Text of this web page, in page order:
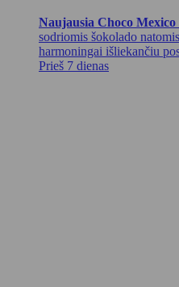
Naujausia Choco Mexico
sodriomis šokolado
harmoningai išliekančiu
Prieš 7 dienas